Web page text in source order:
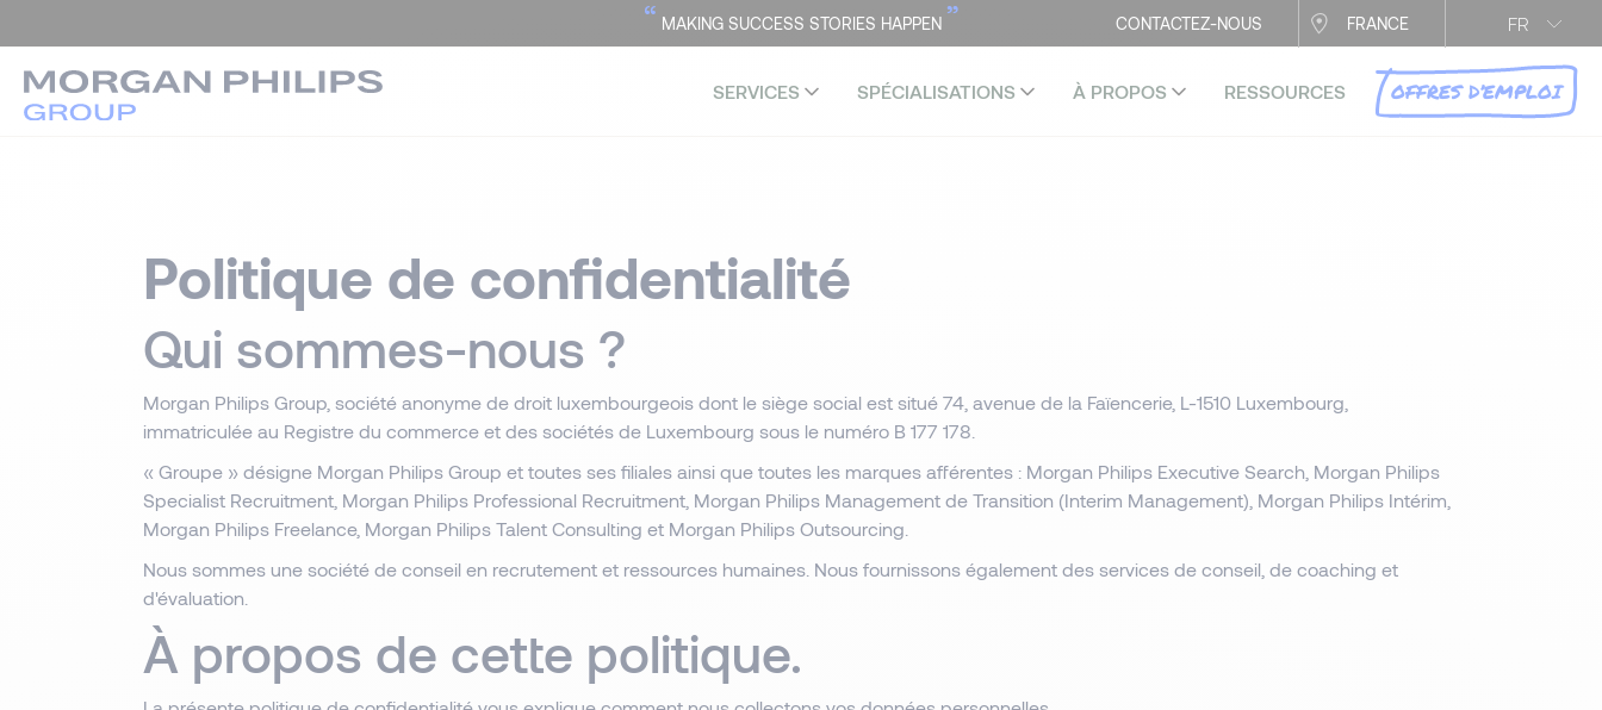
FR
CONTACTEZ-NOUS FRANCE
“ MAKING SUCCESS STORIES HAPPEN ”
SERVICES SPÉCIALISATIONS À PROPOS RESSOURCES OFFRES D’EMPLOI
Politique de confidentialité
Qui sommes-nous ?
Morgan Philips Group, société anonyme de droit luxembourgeois dont le siège social est situé 74, avenue de la Faïencerie, L-1510 Luxembourg,
immatriculée au Registre du commerce et des sociétés de Luxembourg sous le numéro B 177 178.
« Groupe » désigne Morgan Philips Group et toutes ses filiales ainsi que toutes les marques afférentes : Morgan Philips Executive Search, Morgan Philips
Specialist Recruitment, Morgan Philips Professional Recruitment, Morgan Philips Management de Transition (Interim Management), Morgan Philips Intérim,
Morgan Philips Freelance, Morgan Philips Talent Consulting et Morgan Philips Outsourcing.
Nous sommes une société de conseil en recrutement et ressources humaines. Nous fournissons également des services de conseil, de coaching et
d'évaluation.
À propos de cette politique.